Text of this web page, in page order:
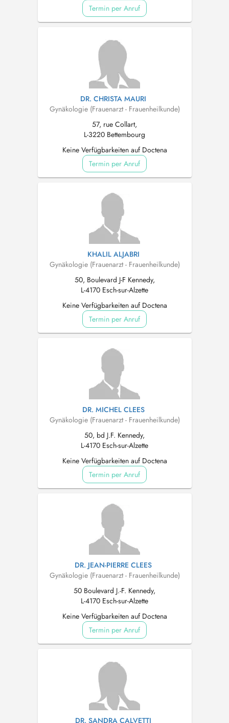
Termin per Anruf
DR. CHRISTA MAURI
Gynäkologie (Frauenarzt - Frauenheilkunde)
57, rue Collart,
L-3220 Bettembourg
Keine Verfügbarkeiten auf Doctena
Termin per Anruf
KHALIL ALJABRI
Gynäkologie (Frauenarzt - Frauenheilkunde)
50, Boulevard J-F Kennedy,
L-4170 Esch-sur-Alzette
Keine Verfügbarkeiten auf Doctena
Termin per Anruf
DR. MICHEL CLEES
Gynäkologie (Frauenarzt - Frauenheilkunde)
50, bd J.F. Kennedy,
L-4170 Esch-sur-Alzette
Keine Verfügbarkeiten auf Doctena
Termin per Anruf
DR. JEAN-PIERRE CLEES
Gynäkologie (Frauenarzt - Frauenheilkunde)
50 Boulevard J.-F. Kennedy,
L-4170 Esch-sur-Alzette
Keine Verfügbarkeiten auf Doctena
Termin per Anruf
DR. SANDRA CALVETTI